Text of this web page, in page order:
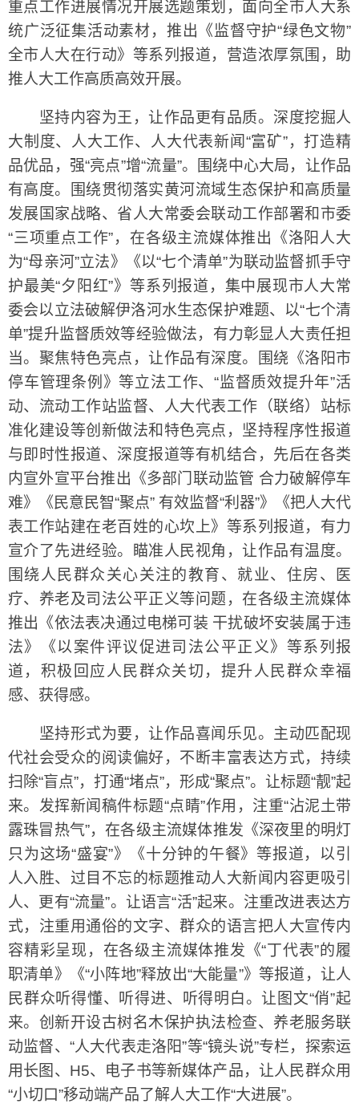
重点工作进展情况开展选题策划，面向全市人大系
统广泛征集活动素材，推出《监督守护“绿色文物”
全市人大在行动》等系列报道，营造浓厚氛围，助
推人大工作高质高效开展。
坚持内容为王，让作品更有品质。深度挖掘人
大制度、人大工作、人大代表新闻“富矿”，打造精
品优品，强“亮点”增“流量”。围绕中心大局，让作品
有高度。围绕贯彻落实黄河流域生态保护和高质量
发展国家战略、省人大常委会联动工作部署和市委
“三项重点工作”，在各级主流媒体推出《洛阳人大
为“母亲河”立法》《以“七个清单”为联动监督抓手守
护最美“夕阳红”》等系列报道，集中展现市人大常
委会以立法破解伊洛河水生态保护难题、以“七个清
单”提升监督质效等经验做法，有力彰显人大责任担
当。聚焦特色亮点，让作品有深度。围绕《洛阳市
停车管理条例》等立法工作、“监督质效提升年”活
动、流动工作站监督、人大代表工作（联络）站标
准化建设等创新做法和特色亮点，坚持程序性报道
与即时性报道、深度报道等有机结合，先后在各类
内宣外宣平台推出《多部门联动监管 合力破解停车
难》《民意民智“聚点” 有效监督“利器”》《把人大代
表工作站建在老百姓的心坎上》等系列报道，有力
宣介了先进经验。瞄准人民视角，让作品有温度。
围绕人民群众关心关注的教育、就业、住房、医
疗、养老及司法公平正义等问题，在各级主流媒体
推出《依法表决通过电梯可装 干扰破坏安装属于违
法》《以案件评议促进司法公平正义》等系列报
道，积极回应人民群众关切，提升人民群众幸福
感、获得感。
坚持形式为要，让作品喜闻乐见。主动匹配现
代社会受众的阅读偏好，不断丰富表达方式，持续
扫除“盲点”，打通“堵点”，形成“聚点”。让标题“靓”起
来。发挥新闻稿件标题“点睛”作用，注重“沾泥土带
露珠冒热气”，在各级主流媒体推发《深夜里的明灯
只为这场“盛宴”》《十分钟的午餐》等报道，以引
人入胜、过目不忘的标题推动人大新闻内容更吸引
人、更有“流量”。让语言“活”起来。注重改进表达方
式，注重用通俗的文字、群众的语言把人大宣传内
容精彩呈现，在各级主流媒体推发《“丁代表”的履
职清单》《“小阵地”释放出“大能量”》等报道，让人
民群众听得懂、听得进、听得明白。让图文“俏”起
来。创新开设古树名木保护执法检查、养老服务联
动监督、“人大代表走洛阳”等“镜头说”专栏，探索运
用长图、H5、电子书等新媒体产品，让人民群众用
“小切口”移动端产品了解人大工作“大进展”。